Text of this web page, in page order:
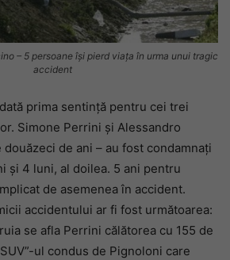
– 5 persoane își pierd viața în urma unui tragic
accident
prima sentință pentru cei trei
Simone Perrini și Alessandro
douăzeci de ani – au fost condamnați
și 4 luni, al doilea. 5 ani pentru
de asemenea în accident.
accidentului ar fi fost următoarea:
se afla Perrini călătorea cu 155 de
ul condus de Pignoloni care